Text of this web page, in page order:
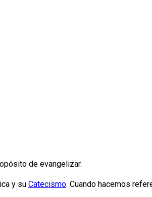
de evangelizar.
y su Catecismo. Cuando hacemos